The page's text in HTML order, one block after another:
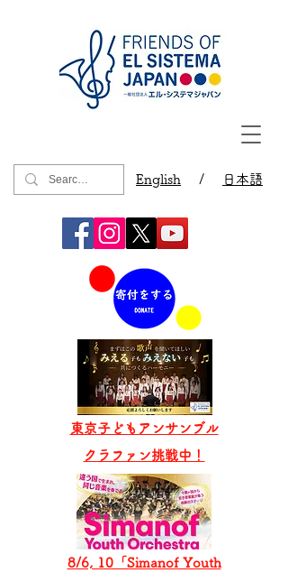
English / 日本語
8/6, 10「Simanof Youth
東京子どもアンサンブル
​クラファン挑戦中！